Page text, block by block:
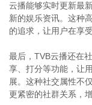
云播能够实时更新最
新的娱乐资讯。这种
的追求，让用户在享
最后，TVB云播还在
享、打分等功能，让
展。这种社交属性不
更紧密的社群关系，